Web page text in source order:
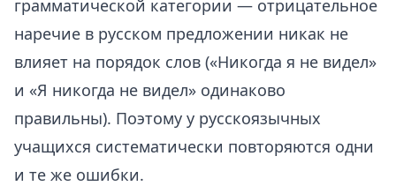
грамматической категории — отрицательное
наречие в русском предложении никак не
влияет на порядок слов («Никогда я не видел»
и «Я никогда не видел» одинаково
правильны). Поэтому у русскоязычных
учащихся систематически повторяются одни
и те же ошибки.